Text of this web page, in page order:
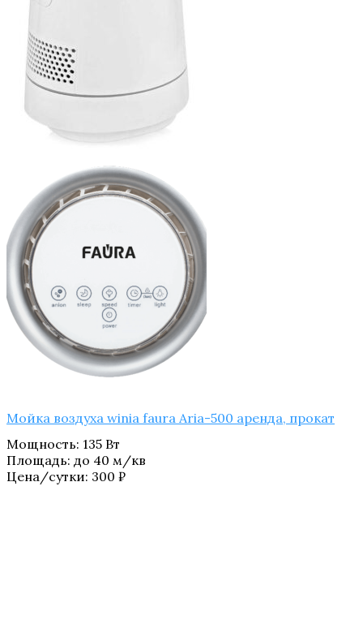
Мойка воздуха winia faura Aria-500 аренда, прокат
Мощность: 135 Вт
Площадь: до 40 м/кв
Цена/сутки: 300 ₽